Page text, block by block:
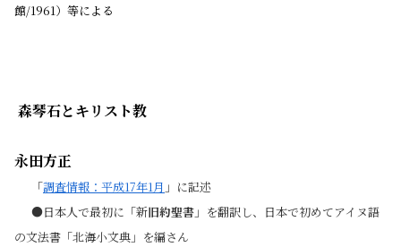
館/1961）等による
森琴石とキリスト教
永田方正
「調査情報：平成17年1月 」に記述
●日本人で最初に「新旧約聖書 」を翻訳し、日本で初めてアイヌ語
の文法書「北海小文典」を編さん